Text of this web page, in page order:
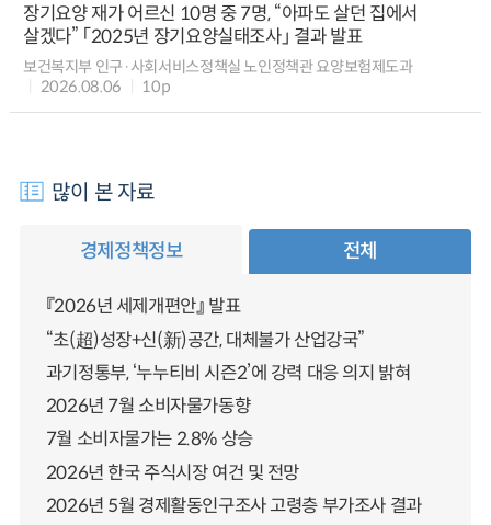
장기요양 재가 어르신 10명 중 7명, “아파도 살던 집에서
살겠다” 「2025년 장기요양실태조사」 결과 발표
보건복지부 인구·사회서비스정책실 노인정책관 요양보험제도과
2026.08.06
10p
많이 본 자료
경제정책정보 전체
『2026년 세제개편안』 발표
“초(超)성장+신(新)공간, 대체불가 산업강국”
과기정통부, ‘누누티비 시즌2’에 강력 대응 의지 밝혀
2026년 7월 소비자물가동향
7월 소비자물가는 2.8% 상승
2026년 한국 주식시장 여건 및 전망
2026년 5월 경제활동인구조사 고령층 부가조사 결과